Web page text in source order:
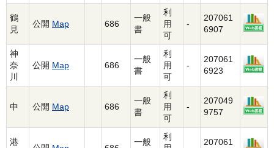
鶴
見
公開 Map 686
一般
書
利
用
可
-
207061
6907
神
奈
川
公開 Map 686
一般
書
利
用
可
-
207061
6923
中 公開 Map 686
一般
書
利
用
可
-
207049
9757
港
一般
利
207061